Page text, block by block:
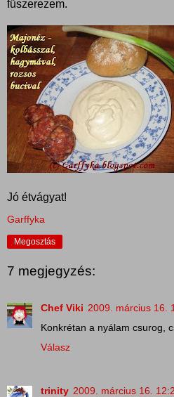
fűszerezem.
Jó étvágyat!
Garffyka
Megosztás
7 megjegyzés:
Chef Viki 2009. március 16.
Konkrétan a nyálam csurog,
Válasz
trinity 2009. március 16.